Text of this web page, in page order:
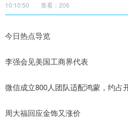
10:10:50
查看：206
今日热点导览
李强会见美国工商界代表
微信成立800人团队适配鸿蒙，约占
周大福回应金饰又涨价